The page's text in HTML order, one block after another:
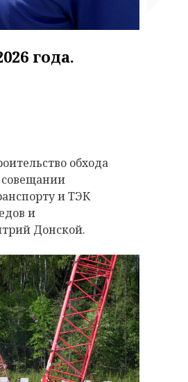
года.
обхода
совещании
и ТЭК
и
Донской.